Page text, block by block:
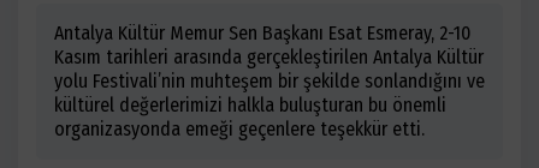
Antalya Kültür Memur Sen Başkanı Esat Esmeray, 2-10
Kasım tarihleri arasında gerçekleştirilen Antalya Kültür
yolu Festivali’nin muhteşem bir şekilde sonlandığını ve
kültürel değerlerimizi halkla buluşturan bu önemli
organizasyonda emeği geçenlere teşekkür etti.